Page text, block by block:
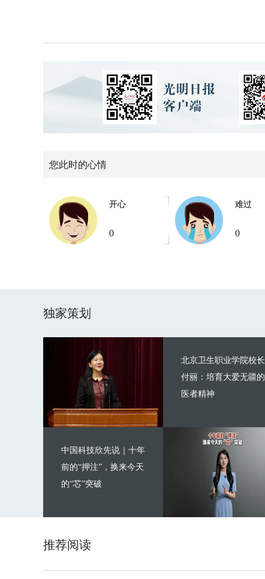
您此时的心情
开心
0
难过
0
独家策划
北京卫生职业学院校长
付丽：培育大爱无疆的
医者精神
中国科技欣先说｜十年
前的“押注”，换来今天
的“芯”突破
推荐阅读